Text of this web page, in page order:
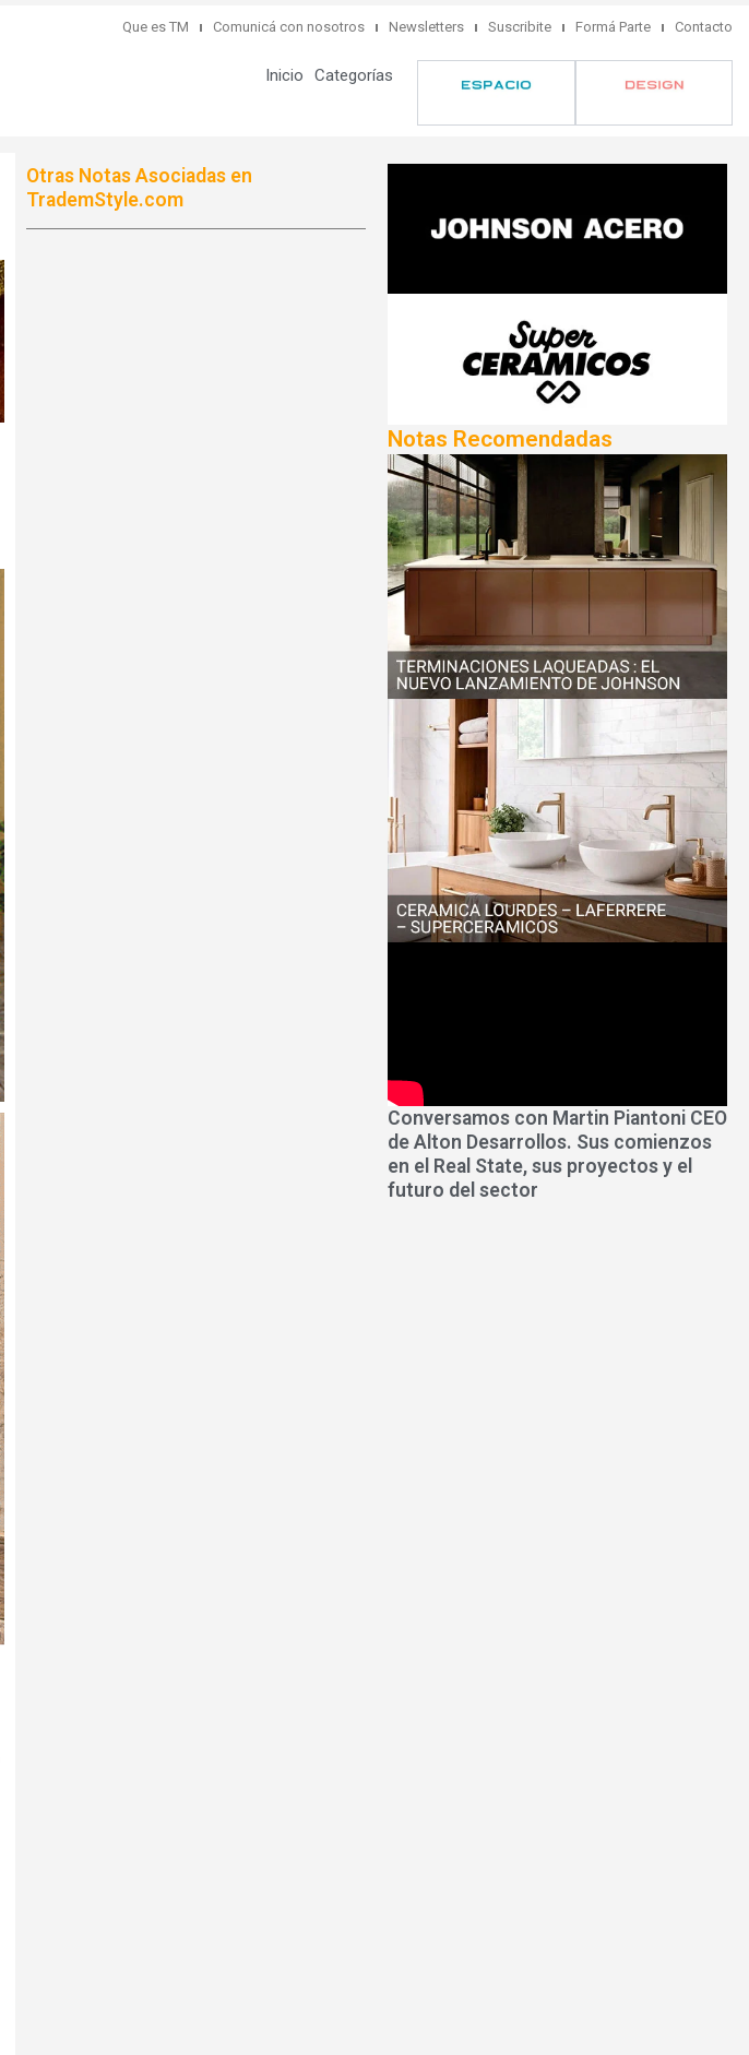
Que es TM Comunicá con nosotros Newsletters Suscribite Formá Parte Contacto
Inicio Categorías
Otras Notas Asociadas en
TrademStyle.com
Notas Recomendadas
Conversamos con Martin Piantoni CEO
de Alton Desarrollos. Sus comienzos
en el Real State, sus proyectos y el
futuro del sector